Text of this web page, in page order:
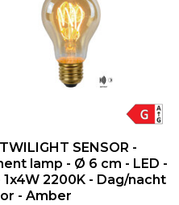
SENSOR -
lamp - Ø 6 cm - LED -
1x4W 2200K - Dag/nacht
- Amber